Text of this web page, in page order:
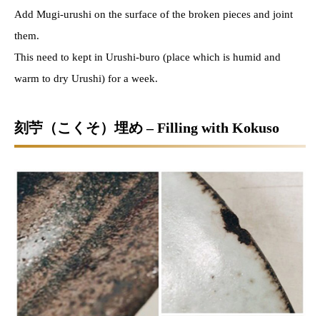
Add Mugi-urushi on the surface of the broken pieces and joint
them.
This need to kept in Urushi-buro (place which is humid and
warm to dry Urushi) for a week.
刻苧（こくそ）埋め – Filling with Kokuso